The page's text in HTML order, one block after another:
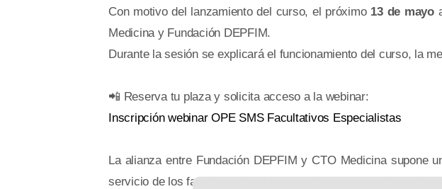
Con motivo del lanzamiento del curso, el próximo 13 de mayo
Medicina y Fundación DEPFIM.
Durante la sesión se explicará el funcionamiento del curso, la
📲 Reserva tu plaza y solicita acceso a la webinar:
Inscripción webinar OPE SMS Facultativos Especialistas
La alianza entre Fundación DEPFIM y CTO Medicina supone
servicio de los facultativos una preparación rigurosa y